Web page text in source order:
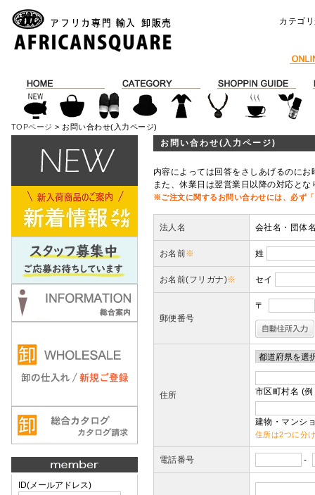
カテゴ
TOPページ > お問い合わせ(入力ページ)
ID(メールアドレス)
お問い合わせ(入力ページ)
内容によっては回答をさしあげるのに
また、休業日は翌営業日以降の対応と
※ご注文に関するお問い合わせには、必ず
法人名 会社名・団体
お名前※ 姓
お名前(フリガナ)※ セイ
郵便番号
〒
住所 市区町村名 (
建物・マンシ
住所は2つに分
電話番号 -